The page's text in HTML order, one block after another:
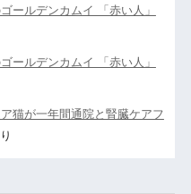
ールデンカムイ 「赤い人」
ールデンカムイ 「赤い人」
猫が一年間通院と腎臓ケアフ